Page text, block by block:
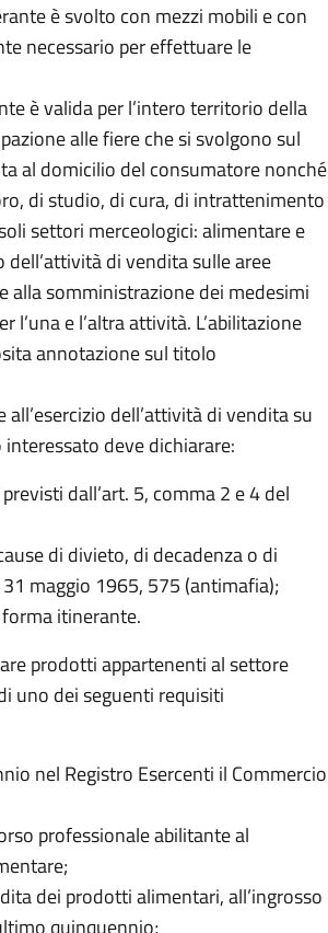
è svolto con mezzi mobili e con
necessario per effettuare le
è valida per l’intero territorio della
alle fiere che si svolgono sul
al domicilio del consumatore nonché
di studio, di cura, di intrattenimento
settori merceologici: alimentare e
dell’attività di vendita sulle aree
alla somministrazione dei medesimi
e l’altra attività. L’abilitazione
annotazione sul titolo
dell’attività di vendita su
deve dichiarare:
dall’art. 5, comma 2 e 4 del
di divieto, di decadenza o di
maggio 1965, 575 (antimafia);
itinerante.
prodotti appartenenti al settore
uno dei seguenti requisiti
nel Registro Esercenti il Commercio
professionale abilitante al
dei prodotti alimentari, all’ingrosso
quinquennio;